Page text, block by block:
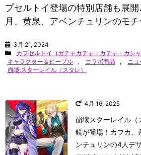
プセルトイ登場の特別店舗も展
月、黄泉、アベンチュリンのモチ
3月 21, 2024
カプセルトイ（ガチャガチャ・ガチャ・ガシャ
キャラクター＆ピープル
, コラボ商品 , ニュ
崩壊:スターレイル（スタレ）
4月 16, 2025
崩壊スターレイル
鏡が登場！カフカ、
ンチュリンの4人デ